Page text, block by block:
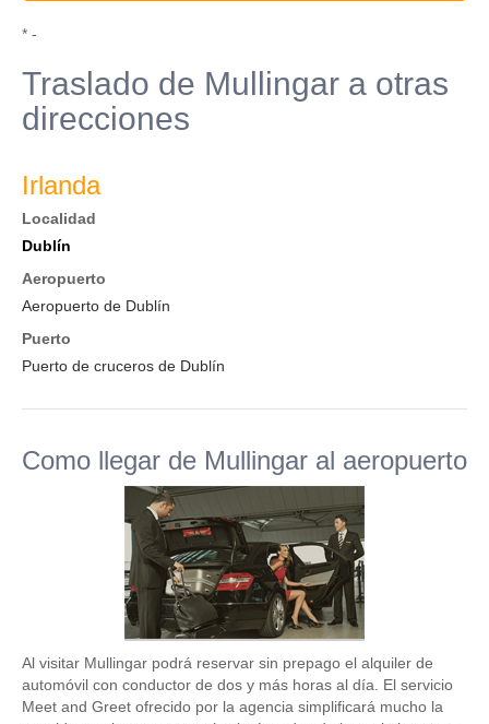
* -
Traslado de Mullingar a otras
direcciones
Irlanda
Localidad
Dublín
Aeropuerto
Aeropuerto de Dublín
Puerto
Puerto de cruceros de Dublín
Como llegar de Mullingar al aeropuerto
Al visitar Mullingar podrá reservar sin prepago el alquiler de
automóvil con conductor de dos y más horas al día. El servicio
Meet and Greet ofrecido por la agencia simplificará mucho la